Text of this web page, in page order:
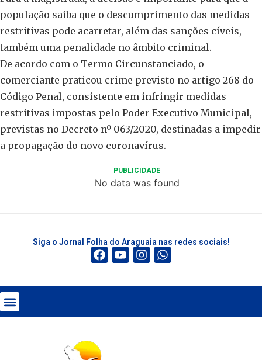
população saiba que o descumprimento das medidas
restritivas pode acarretar, além das sanções cíveis,
também uma penalidade no âmbito criminal.
De acordo com o Termo Circunstanciado, o
comerciante praticou crime previsto no artigo 268 do
Código Penal, consistente em infringir medidas
restritivas impostas pelo Poder Executivo Municipal,
previstas no Decreto nº 063/2020, destinadas a impedir
a propagação do novo coronavírus.
PUBLICIDADE
No data was found
Siga o Jornal Folha do Araguaia nas redes sociais!